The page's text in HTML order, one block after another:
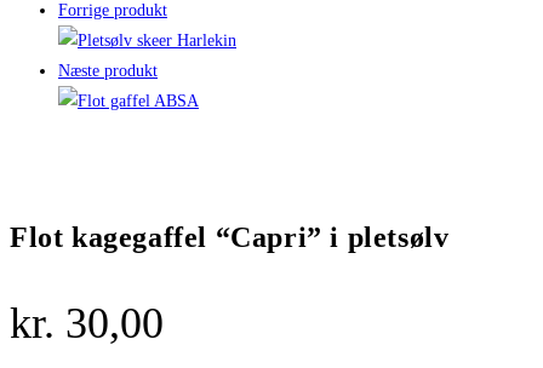
Forrige produkt
Næste produkt
Flot kagegaffel “Capri” i pletsølv
kr. 30,00